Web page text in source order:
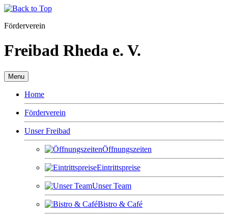
Förderverein
Freibad Rheda e. V.
Menu
Home
Förderverein
Unser Freibad
Öffnungszeiten
Eintrittspreise
Unser Team
Bistro & Café